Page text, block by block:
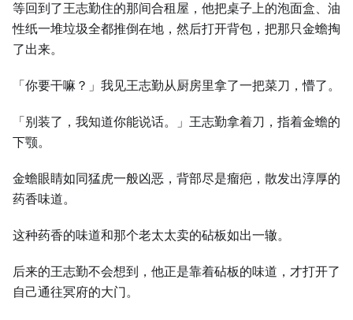
等回到了王志勤住的那间合租屋，他把桌子上的泡面盒、油
性纸一堆垃圾全都推倒在地，然后打开背包，把那只金蟾掏
了出来。
「你要干嘛？」我见王志勤从厨房里拿了一把菜刀，懵了。
「别装了，我知道你能说话。」王志勤拿着刀，指着金蟾的
下颚。
金蟾眼睛如同猛虎一般凶恶，背部尽是瘤疤，散发出淳厚的
药香味道。
这种药香的味道和那个老太太卖的砧板如出一辙。
后来的王志勤不会想到，他正是靠着砧板的味道，才打开了
自己通往冥府的大门。